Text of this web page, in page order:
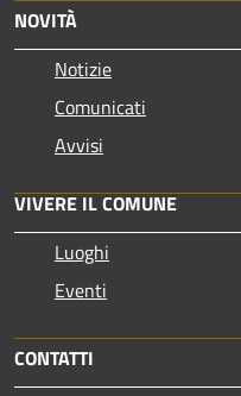
NOVITÀ
Notizie
Comunicati
Avvisi
VIVERE IL COMUNE
Luoghi
Eventi
CONTATTI